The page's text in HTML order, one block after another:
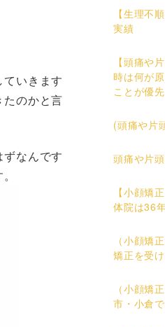
いきます
のかと言
なんです
【生理不
実績
【頭痛や
時は何が
ことが優先
(頭痛や片
頭痛や片
【小顔矯
体院は36
（小顔矯
矯正を受
（小顔矯
市・小倉